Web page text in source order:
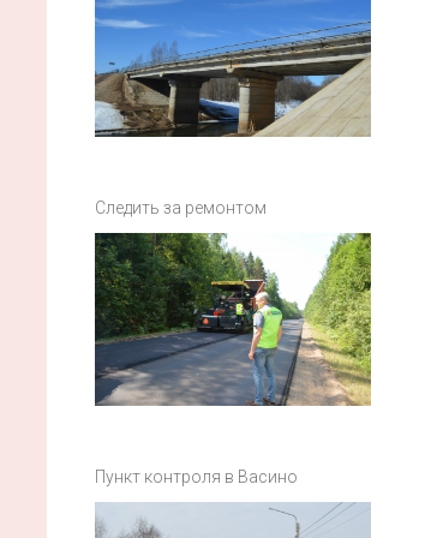
Следить за ремонтом
Пункт контроля в Васино